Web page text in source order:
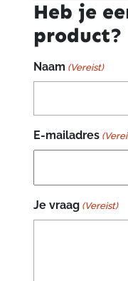
Heb je
product?
Naam (Vereist)
E-mailadres
Je vraag (Vereist)